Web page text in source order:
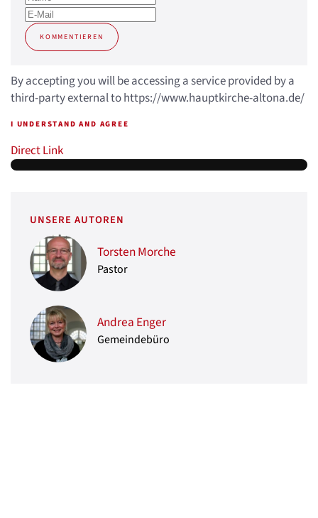
KOMMENTIEREN
By accepting you will be accessing a service provided by a
third-party external to https://www.hauptkirche-altona.de/
I UNDERSTAND AND AGREE
Direct Link
UNSERE AUTOREN
Torsten Morche
Pastor
Andrea Enger
Gemeindebüro